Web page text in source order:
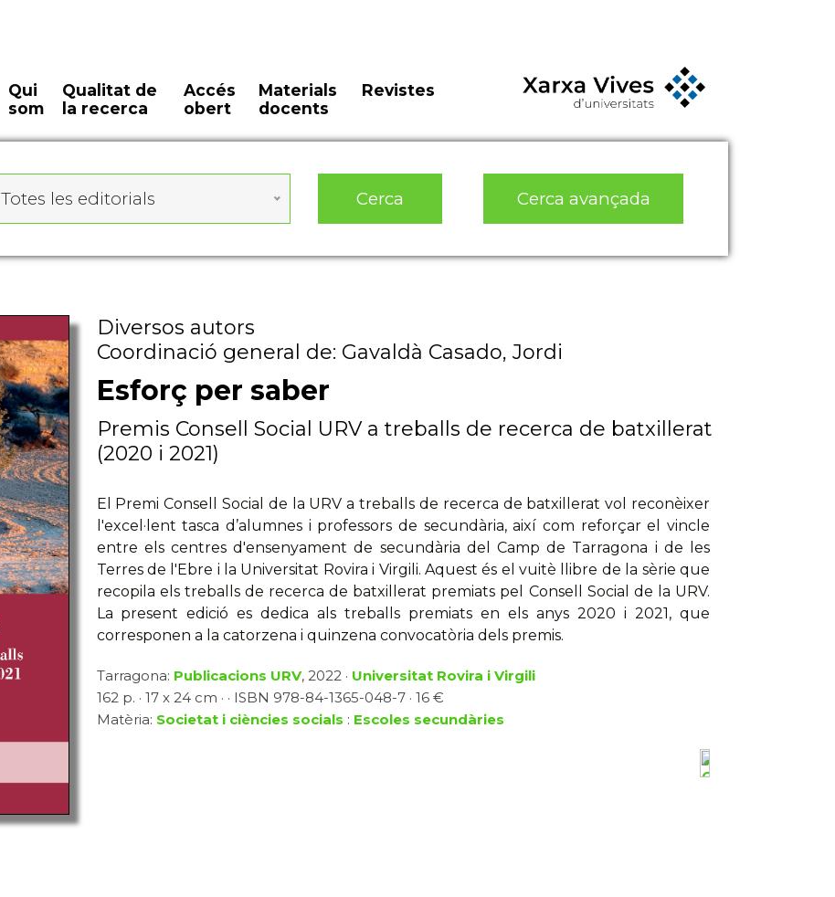
Qui
som
Qualitat de
la recerca
Accés
obert
Materials
docents
Revistes
Totes les editorials Cerca Cerca avançada
Diversos autors
Coordinació general de: Gavaldà Casado, Jordi
Esforç per saber
Premis Consell Social URV a treballs de recerca de batxillerat
(2020 i 2021)
El Premi Consell Social de la URV a treballs de recerca de batxillerat vol reconèixer
l'excel·lent tasca d’alumnes i professors de secundària, així com reforçar el vincle
entre els centres d'ensenyament de secundària del Camp de Tarragona i de les
Terres de l'Ebre i la Universitat Rovira i Virgili. Aquest és el vuitè llibre de la sèrie que
recopila els treballs de recerca de batxillerat premiats pel Consell Social de la URV.
La present edició es dedica als treballs premiats en els anys 2020 i 2021, que
corresponen a la catorzena i quinzena convocatòria dels premis.
Tarragona: Publicacions URV, 2022 · Universitat Rovira i Virgili
162 p. · 17 x 24 cm · · ISBN 978-84-1365-048-7 · 16 €
Matèria: Societat i ciències socials : Escoles secundàries